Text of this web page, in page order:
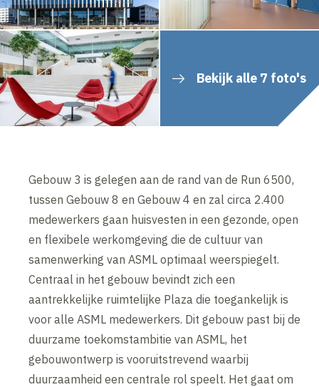
Bekijk alle 7 foto's
Gebouw 3 is gelegen aan de rand van de Run 6500,
tussen Gebouw 8 en Gebouw 4 en zal circa 2.400
medewerkers gaan huisvesten in een gezonde, open
en flexibele werkomgeving die de cultuur van
samenwerking van ASML optimaal weerspiegelt.
Centraal in het gebouw bevindt zich een
aantrekkelijke ruimtelijke Plaza die toegankelijk is
voor alle ASML medewerkers. Dit gebouw past bij de
duurzame toekomstambitie van ASML, het
gebouwontwerp is vooruitstrevend waarbij
duurzaamheid een centrale rol speelt. Het gaat om